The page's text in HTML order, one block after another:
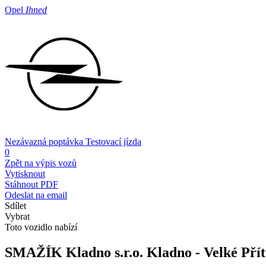
Opel Ihned
Nezávazná poptávka Testovací jízda
0
Zpět na výpis vozů
Vytisknout
Stáhnout PDF
Odeslat na email
Sdílet
Vybrat
Toto vozidlo nabízí
SMAŽÍK Kladno s.r.o. Kladno - Velké